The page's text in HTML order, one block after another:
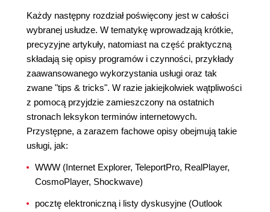
Każdy następny rozdział poświęcony jest w całości
wybranej usłudze. W tematykę wprowadzają krótkie,
precyzyjne artykuły, natomiast na część praktyczną
składają się opisy programów i czynności, przykłady
zaawansowanego wykorzystania usługi oraz tak
zwane "tips & tricks". W razie jakiejkolwiek wątpliwości
z pomocą przyjdzie zamieszczony na ostatnich
stronach leksykon terminów internetowych.
Przystępne, a zarazem fachowe opisy obejmują takie
usługi, jak:
WWW (Internet Explorer, TeleportPro, RealPlayer,
CosmoPlayer, Shockwave)
pocztę elektroniczną i listy dyskusyjne (Outlook